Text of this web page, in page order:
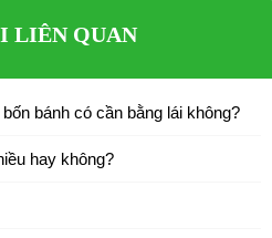
LIÊN QUAN
bánh có cần bằng lái không?
hay không?